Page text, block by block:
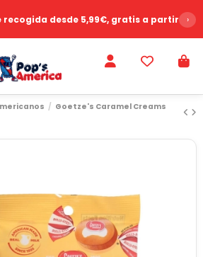
recogida desde 5,99€, gratis a partir de
›
Goetze's Caramel Creams